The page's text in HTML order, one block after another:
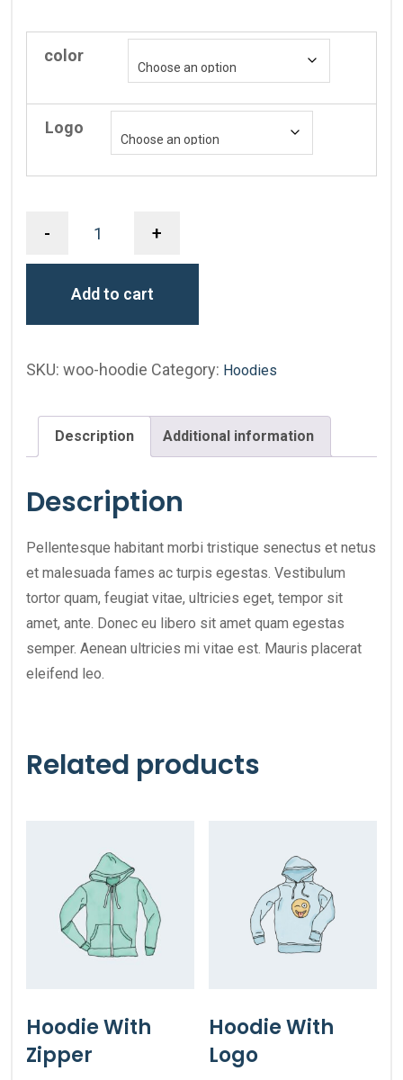
color
Logo
- +
Add to cart
SKU: woo-hoodie Category: Hoodies
Description Additional information
Description
Pellentesque habitant morbi tristique senectus et netus
et malesuada fames ac turpis egestas. Vestibulum
tortor quam, feugiat vitae, ultricies eget, tempor sit
amet, ante. Donec eu libero sit amet quam egestas
semper. Aenean ultricies mi vitae est. Mauris placerat
eleifend leo.
Related products
Hoodie With
Zipper
Hoodie With
Logo